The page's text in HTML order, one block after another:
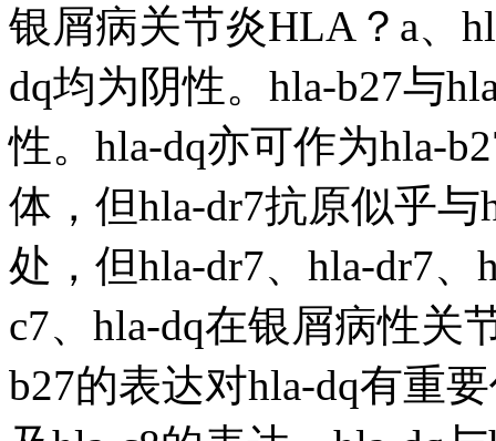
银屑病关节炎HLA？a、
dq均为阴性。hla-b27与
性。hla-dq亦可作为hla-
体，但hla-dr7抗原似乎
处，但hla-dr7、hla-dr7
c7、hla-dq在银屑病性关
b27的表达对hla-dq有重